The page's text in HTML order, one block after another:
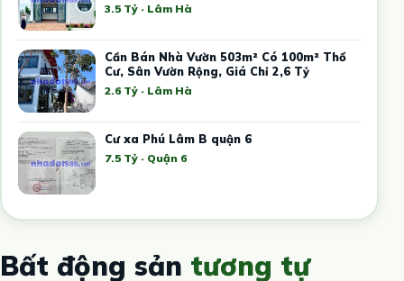
3.5 Tỷ · Lâm Hà
Cần Bán Nhà Vườn 503m² Có 100m² Thổ
Cư, Sân Vườn Rộng, Giá Chỉ 2,6 Tỷ
2.6 Tỷ · Lâm Hà
Cư xa Phú Lâm B quận 6
7.5 Tỷ · Quận 6
Bất động sản tương tự